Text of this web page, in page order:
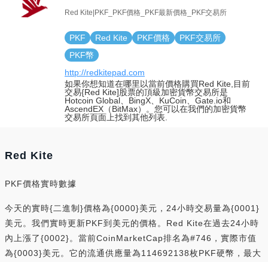
Red Kite|PKF_PKF價格_PKF最新價格_PKF交易所
PKF Red Kite PKF價格
PKF交易所
PKF幣
http://redkitepad.com
如果你想知道在哪里以當前價格購買Red Kite,目前
交易{Red Kite]股票的頂級加密貨幣交易所是
Hotcoin Global、BingX、KuCoin、Gate.io和
AscendEX（BitMax）。您可以在我們的加密貨幣
交易所頁面上找到其他列表.
Red Kite
PKF價格實時數據
今天的實時{二進制}價格為{0000}美元，24小時交易量為{0001}
美元。我們實時更新PKF到美元的價格。Red Kite在過去24小時
內上漲了{0002}。當前CoinMarketCap排名為#746，實際市值
為{0003}美元。它的流通供應量為114692138枚PKF硬幣，最大